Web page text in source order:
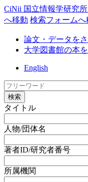
CiNii 国立情報学研究
へ移動 検索フォームへ
論文・データを
大学図書館の本
English
検索
タイトル
人物/団体名
著者ID/研究者番号
所属機関